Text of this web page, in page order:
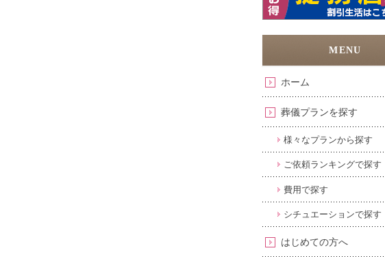
ホーム
葬儀プランを探す
様々なプランから探す
ご依頼ランキングで探す
費用で探す
シチュエーションで探す
はじめての方へ